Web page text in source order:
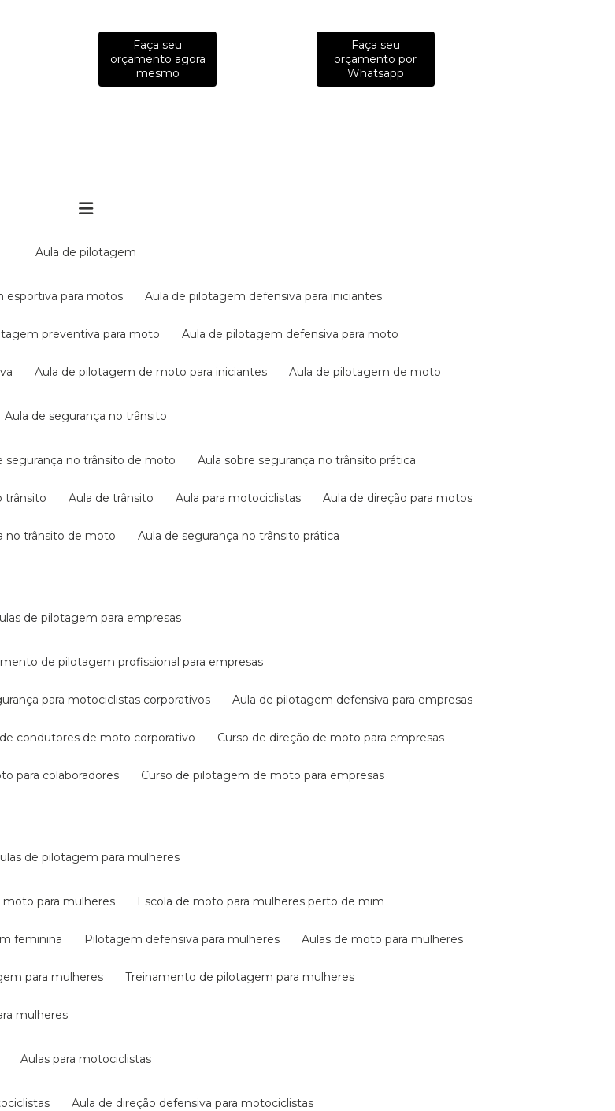
Faça seu
orçamento agora
mesmo
Faça seu
orçamento por
Whatsapp
aula de pilotagem
esportiva para motos aula de pilotagem defensiva para iniciantes
preventiva para moto aula de pilotagem defensiva para moto
aula de pilotagem de moto para iniciantes aula de pilotagem de moto
aula de segurança no trânsito
segurança no trânsito de moto aula sobre segurança no trânsito prática
trânsito aula de trânsito aula para motociclistas aula de direção para motos
no trânsito de moto aula de segurança no trânsito prática
de pilotagem para empresas
de pilotagem profissional para empresas
para motociclistas corporativos aula de pilotagem defensiva para empresas
condutores de moto corporativo curso de direção de moto para empresas
para colaboradores curso de pilotagem de moto para empresas
aulas de pilotagem para mulheres
moto para mulheres escola de moto para mulheres perto de mim
feminina pilotagem defensiva para mulheres aulas de moto para mulheres
para mulheres treinamento de pilotagem para mulheres
mulheres
aulas para motociclistas
aula de direção defensiva para motociclistas